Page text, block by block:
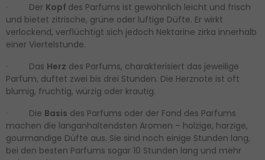
· Der Kopf des Parfums ist gewöhnlich leicht und frisch
und bietet zitrische, grüne oder luftige Düfte. Er wirkt
verlockend, verflüchtigt sich jedoch Nektarine zirka innerhalb
einer Viertelstunde.
· Das Herz des Parfums, charakterisiert das jeweilige
Parfum, duftet zwei bis drei Stunden. Die Herznote ist oft
blumig, fruchtig, würzig oder krautig.
· Die Basis des Parfums oder der Fond des Parfums
machen die langanhaltendsten Aromen – holzige, harzige,
gourmandige Düfte aus. Sie sind noch einige Stunden lang,
bei den besten Parfums sogar 10 Stunden lang und mehr